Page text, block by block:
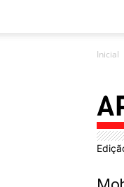
Inicial